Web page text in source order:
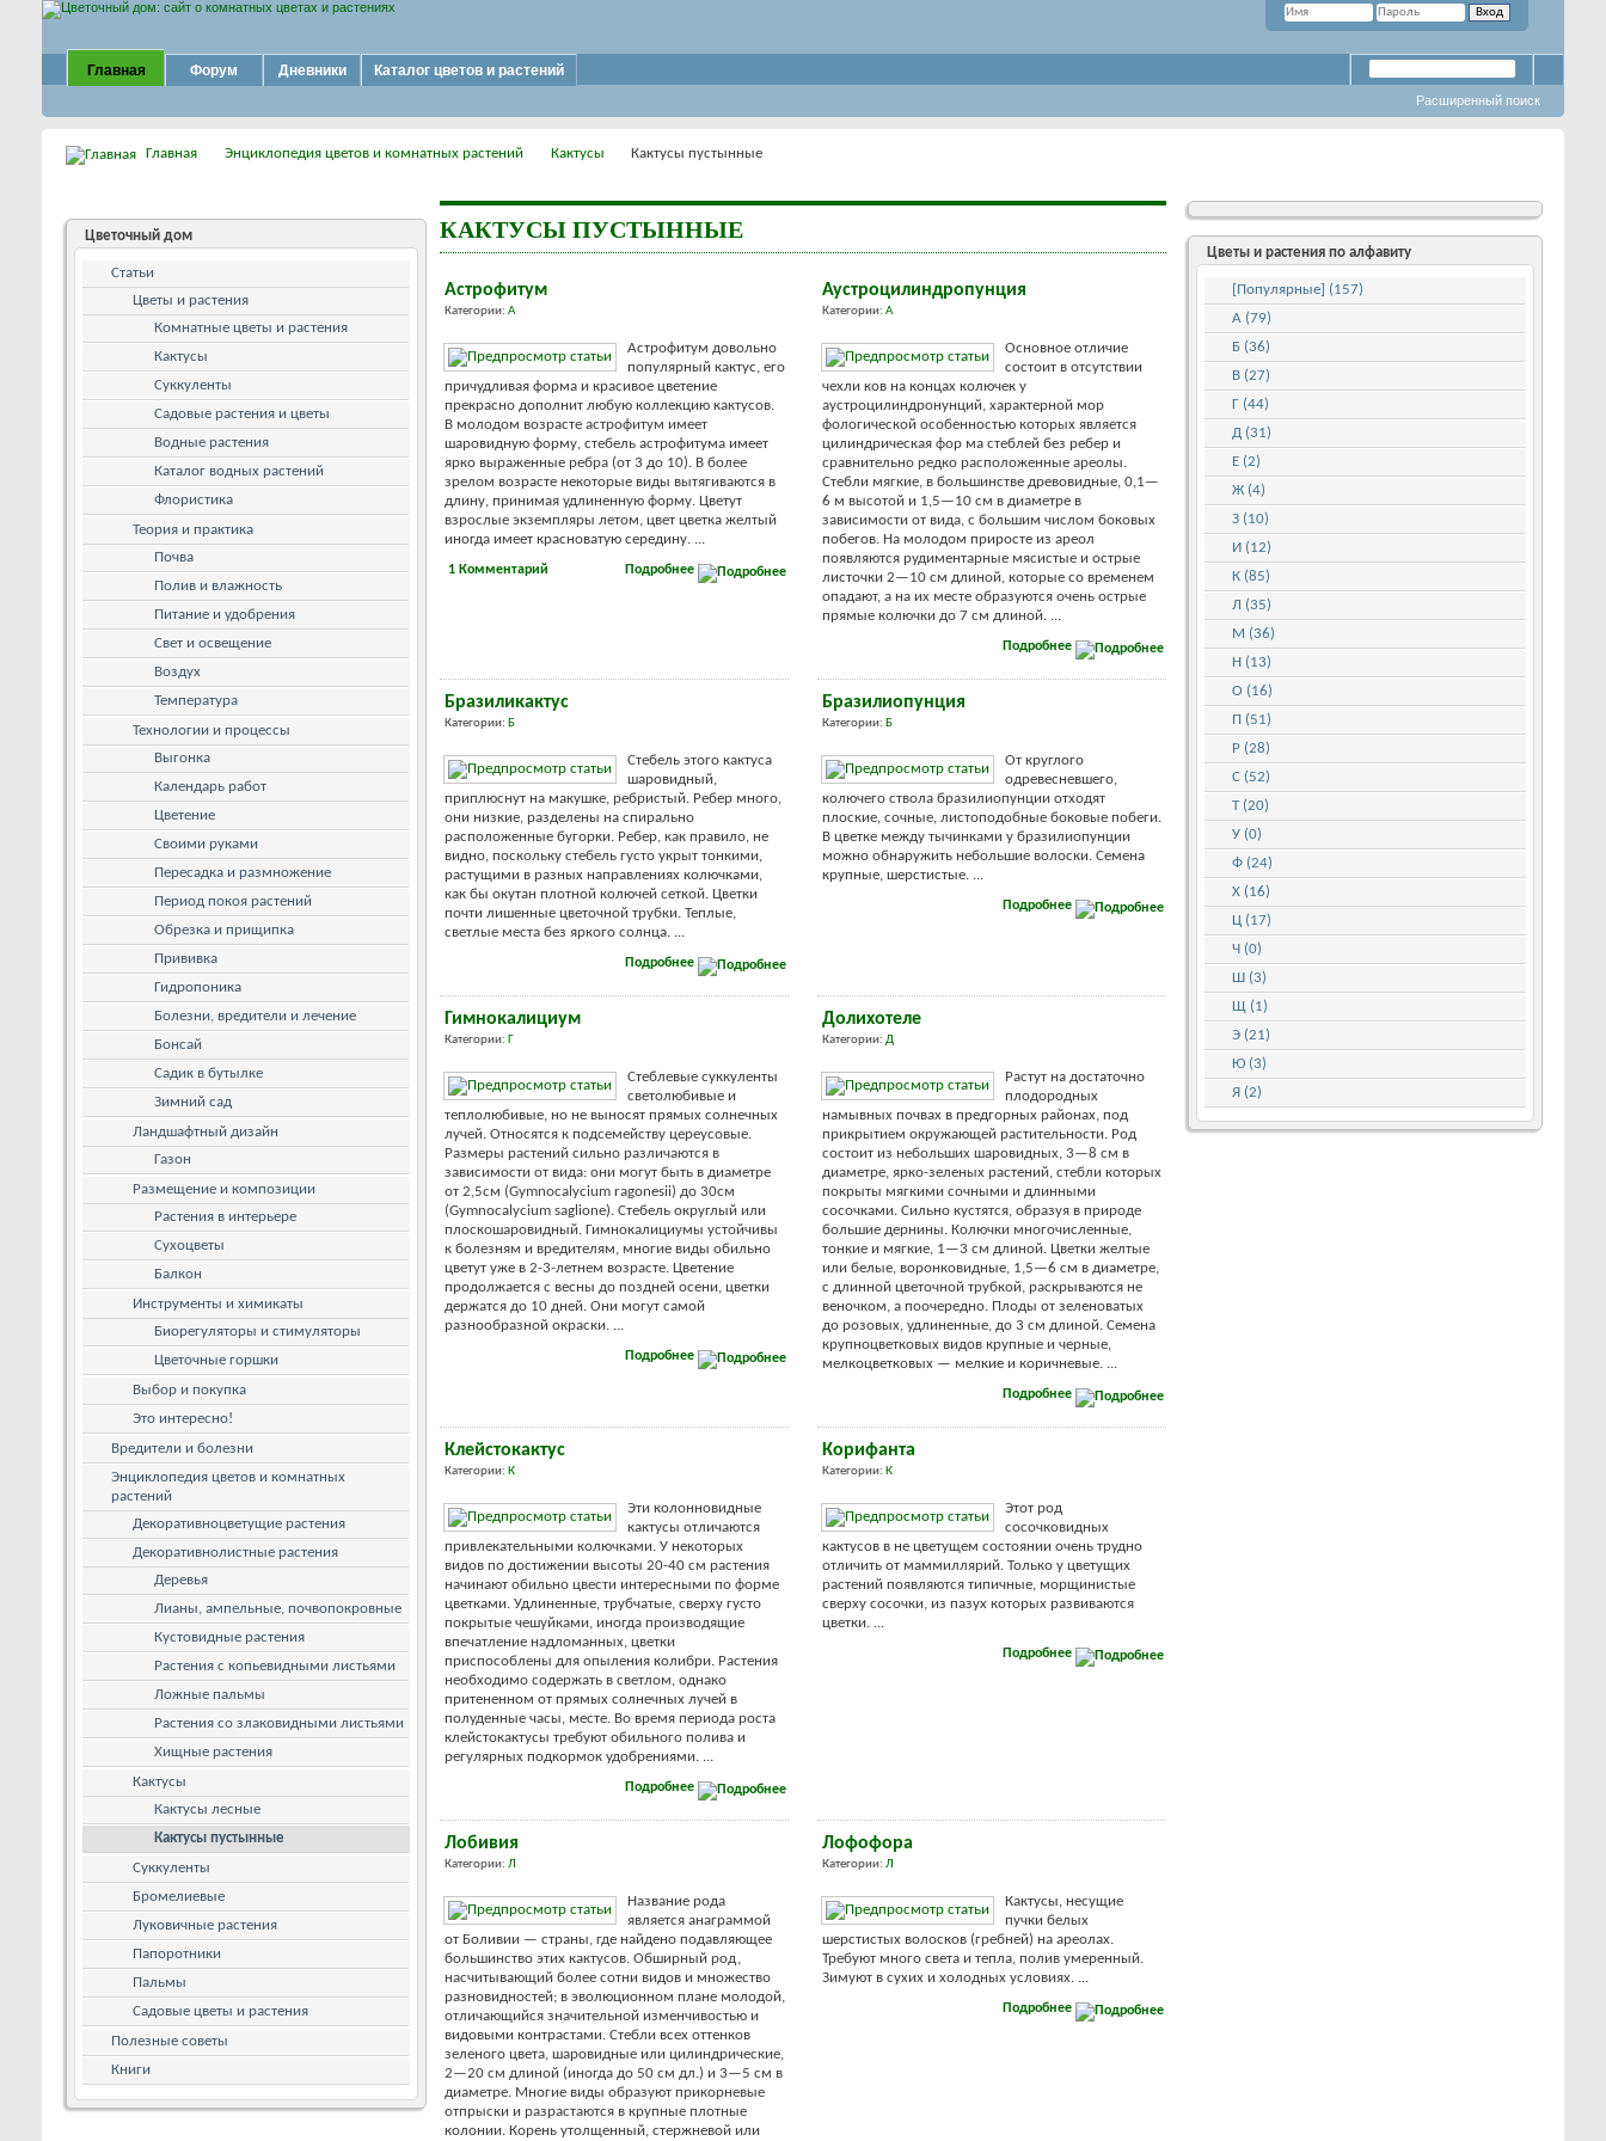
Главная Форум Дневники Каталог цветов и растений
Расширенный поиск
Главная Энциклопедия цветов и комнатных растений Кактусы Кактусы пустынные
КАКТУСЫ ПУСТЫННЫЕ
Астрофитум
Категории: А
Астрофитум довольно
популярный кактус, его
причудливая форма и красивое цветение
прекрасно дополнит любую коллекцию кактусов.
В молодом возрасте астрофитум имеет
шаровидную форму, стебель астрофитума имеет
ярко выраженные ребра (от 3 до 10). В более
зрелом возрасте некоторые виды вытягиваются в
длину, принимая удлиненную форму. Цветут
взрослые экземпляры летом, цвет цветка желтый
иногда имеет красноватую середину. ...
Подробнее
1 Комментарий
Аустроцилиндропунция
Категории: А
Основное отличие
состоит в отсутствии
чехли ков на концах колючек у
аустроцилиндронунций, характерной мор
фологической особенностью которых является
цилиндрическая фор ма стеблей без ребер и
сравнительно редко расположенные ареолы.
Стебли мягкие, в большинстве древовидные, 0,1—
6 м выcотой и 1,5—10 см в диаметре в
зависимости от вида, с большим числом боковых
побегов. На молодом приросте из ареол
появляются рудиментарные мясистые и острые
листочки 2—10 см длиной, которые со временем
опадают, а на их месте образуются очень острые
прямые колючки до 7 см длиной. ...
Подробнее
Бразиликактус
Категории: Б
Стебель этого кактуса
шаровидный,
приплюснут на макушке, ребристый. Ребер много,
они низкие, разделены на спирально
расположенные бугорки. Ребер, как правило, не
видно, поскольку стебель густо укрыт тонкими,
растущими в разных направлениях колючками,
как бы окутан плотной колючей сеткой. Цветки
почти лишенные цветочной трубки. Теплые,
светлые места без яркого солнца. ...
Подробнее
Бразилиопунция
Категории: Б
От круглого
одревесневшего,
колючего ствола бразилиопунции отходят
плоские, сочные, листоподобные боковые побеги.
В цветке между тычинками у бразилиопунции
можно обнаружить небольшие волоски. Семена
крупные, шерстистые. ...
Подробнее
Гимнокалициум
Категории: Г
Стеблевые суккуленты
светолюбивые и
теплолюбивые, но не выносят прямых солнечных
лучей. Относятся к подсемейству цереусовые.
Размеры растений сильно различаются в
зависимости от вида: они могут быть в диаметре
от 2,5см (Gymnocalycium ragonesii) до 30см
(Gymnocalycium saglione). Стебель округлый или
плоскошаровидный. Гимнокалициумы устойчивы
к болезням и вредителям, многие виды обильно
цветут уже в 2-3-летнем возрасте. Цветение
продолжается с весны до поздней осени, цветки
держатся до 10 дней. Они могут самой
разнообразной окраски. ...
Подробнее
Долихотеле
Категории: Д
Растут на достаточно
плодородных
намывных почвах в предгорных районах, под
прикрытием окружающей растительности. Род
состоит из небольших шаровидных, 3—8 см в
диаметре, ярко-зеленых растений, стебли которых
покрыты мягкими сочными и длинными
сосочками. Сильно кустятся, образуя в природе
большие дернины. Колючки многочисленные,
тонкие и мягкие, 1—3 см длиной. Цветки желтые
или белые, воронковидные, 1,5—6 см в диаметре,
с длинной цветочной трубкой, раскрываются не
веночком, а поочередно. Плоды от зеленоватых
до розовых, удлиненные, до 3 см длиной. Семена
крупноцветковых видов крупные и черные,
мелкоцветковых — мелкие и коричневые. ...
Подробнее
Клейстокактус
Категории: К
Эти колонновидные
кактусы отличаются
привлекательными колючками. У некоторых
видов по достижении высоты 20-40 см растения
начинают обильно цвести интересными по форме
цветками. Удлиненные, трубчатые, сверху густо
покрытые чешуйками, иногда производящие
впечатление надломанных, цветки
приспособлены для опыления колибри. Растения
необходимо содержать в светлом, однако
притененном от прямых солнечных лучей в
полуденные часы, месте. Во время периода роста
клейстокактусы требуют обильного полива и
регулярных подкормок удобрениями. ...
Подробнее
Корифанта
Категории: К
Этот род
сосочковидных
кактусов в не цветущем состоянии очень трудно
отличить от маммиллярий. Только у цветущих
растений появляются типичные, морщинистые
сверху сосочки, из пазух которых развиваются
цветки. ...
Подробнее
Лобивия
Категории: Л
Название рода
является анаграммой
от Боливии — страны, где найдено подавляющее
большинство этих кактусов. Обширный род,
насчитывающий более сотни видов и множество
разновидностей; в эволюционном плане молодой,
отличающийся значительной изменчивостью и
видовыми контрастами. Стебли всех оттенков
зеленого цвета, шаровидные или цилиндрические,
2—20 см длиной (иногда до 50 см дл.) и 3—5 см в
диаметре. Многие виды образуют прикорневые
отпрыски и разрастаются в крупные плотные
колонии. Корень утолщенный, стержневой или
Лофофора
Категории: Л
Кактусы, несущие
пучки белых
шерстистых волосков (гребней) на ареолах.
Требуют много света и тепла, полив умеренный.
Зимуют в сухих и холодных условиях. ...
Подробнее
Цветы и растения по алфавиту
[Популярные] (157)
А (79)
Б (36)
В (27)
Г (44)
Д (31)
Е (2)
Ж (4)
З (10)
И (12)
К (85)
Л (35)
М (36)
Н (13)
О (16)
П (51)
Р (28)
С (52)
Т (20)
У (0)
Ф (24)
Х (16)
Ц (17)
Ч (0)
Ш (3)
Щ (1)
Э (21)
Ю (3)
Я (2)
Цветочный дом
Статьи
Цветы и растения
Комнатные цветы и растения
Кактусы
Суккуленты
Садовые растения и цветы
Водные растения
Каталог водных растений
Флористика
Теория и практика
Почва
Полив и влажность
Питание и удобрения
Свет и освещение
Воздух
Температура
Технологии и процессы
Выгонка
Календарь работ
Цветение
Своими руками
Пересадка и размножение
Период покоя растений
Обрезка и прищипка
Прививка
Гидропоника
Болезни, вредители и лечение
Бонсай
Садик в бутылке
Зимний сад
Ландшафтный дизайн
Газон
Размещение и композиции
Растения в интерьере
Сухоцветы
Балкон
Инструменты и химикаты
Биорегуляторы и стимуляторы
Цветочные горшки
Выбор и покупка
Это интересно!
Вредители и болезни
Энциклопедия цветов и комнатных
растений
Декоративноцветущие растения
Декоративнолистные растения
Деревья
Лианы, ампельные, почвопокровные
Кустовидные растения
Растения с копьевидными листьями
Ложные пальмы
Растения со злаковидными листьями
Хищные растения
Кактусы
Кактусы лесные
Кактусы пустынные
Суккуленты
Бромелиевые
Луковичные растения
Папоротники
Пальмы
Садовые цветы и растения
Полезные советы
Книги